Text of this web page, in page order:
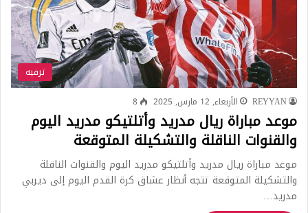
ترفيه
REYYAN الأربعاء, 12 مارس, 2025 8
موعد مباراة ريال مدريد وأتلتيكو مدريد اليوم
والقنوات الناقلة والتشكيلة المتوقعة
موعد مباراة ريال مدريد وأتلتيكو مدريد اليوم والقنوات الناقلة
والتشكيلة المتوقعة تتجه أنظار عشاق كرة القدم اليوم إلى ديربي
مدريد…